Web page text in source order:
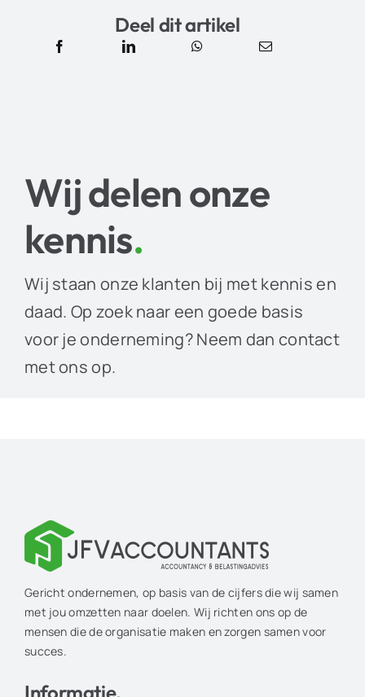
Deel dit artikel
Wij delen onze
kennis.
Wij staan onze klanten bij met kennis en
daad. Op zoek naar een goede basis
voor je onderneming? Neem dan contact
met ons op.
Gericht ondernemen, op basis van de cijfers die wij samen
met jou omzetten naar doelen. Wij richten ons op de
mensen die de organisatie maken en zorgen samen voor
succes.
Informatie.